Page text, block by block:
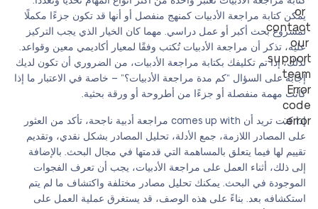
or
contact
our
support
team.
Error
code
error:
يمكن كتابة مراجعة الأدبيات كمنهج منفصل أو أنها قد تكون جزءًا مكملًا
لمشروع بحث أكبر أو عمل دراسي. مهما كان الخيار الذي يجب التركيز
عليه، تذكر أن مراجعة الأدبيات تُكتب وفقًا لمعيار أكاديمي معين وقواعد.
لذلك، إذا تم تكليفك بكتابة مراجعة الأدبيات، من الضروري أن تكون لديك
إجابة على السؤال “كم مدة مراجعة الأدبيات؟” – خاصة في الاعتبار ما إذا
كانت مهمة منفصلة أو جزءًا من أطروحة أو ورقة بحثية.
إذا كنت تريد أن comes up with مراجعة أدبية ناجحة، تأكد من العثور
على المصادر اللازمة، جمع الأدلة، تحليل المصادر بشكل نقدي، وتقديم
تقييم لها فيما يتعلق بالمساهمة التي قدمتها في مجال البحث. بالإضافة
إلى ذلك، أثناء العمل على مراجعة الأدبيات، يجب أن تعرف الفجوات
الموجودة في البحث. يمكنك تحليل مصادر مختلفة واكتشاف ما لم يتم
استكشافه بعد. بناءً على هذه الوصف، قد يستغرق عملية العمل على